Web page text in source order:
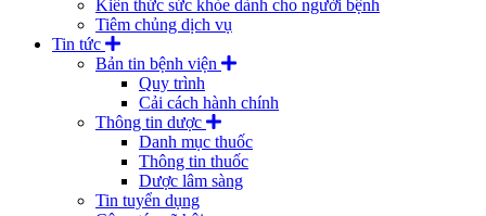
Kiến thức sức khỏe dành cho người bệnh
Tiêm chủng dịch vụ
Tin tức
Bản tin bệnh viện
Quy trình
Cải cách hành chính
Thông tin dược
Danh mục thuốc
Thông tin thuốc
Dược lâm sàng
Tin tuyển dụng